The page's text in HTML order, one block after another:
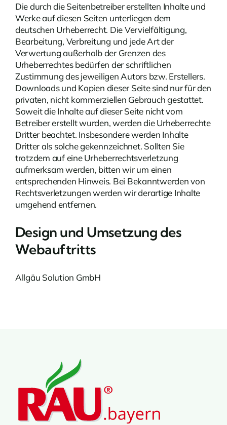
Die durch die Seitenbetreiber erstellten Inhalte und
Werke auf diesen Seiten unterliegen dem
deutschen Urheberrecht. Die Vervielfältigung,
Bearbeitung, Verbreitung und jede Art der
Verwertung außerhalb der Grenzen des
Urheberrechtes bedürfen der schriftlichen
Zustimmung des jeweiligen Autors bzw. Erstellers.
Downloads und Kopien dieser Seite sind nur für den
privaten, nicht kommerziellen Gebrauch gestattet.
Soweit die Inhalte auf dieser Seite nicht vom
Betreiber erstellt wurden, werden die Urheberrechte
Dritter beachtet. Insbesondere werden Inhalte
Dritter als solche gekennzeichnet. Sollten Sie
trotzdem auf eine Urheberrechtsverletzung
aufmerksam werden, bitten wir um einen
entsprechenden Hinweis. Bei Bekanntwerden von
Rechtsverletzungen werden wir derartige Inhalte
umgehend entfernen.
Design und Umsetzung des
Webauftritts
Allgäu Solution GmbH